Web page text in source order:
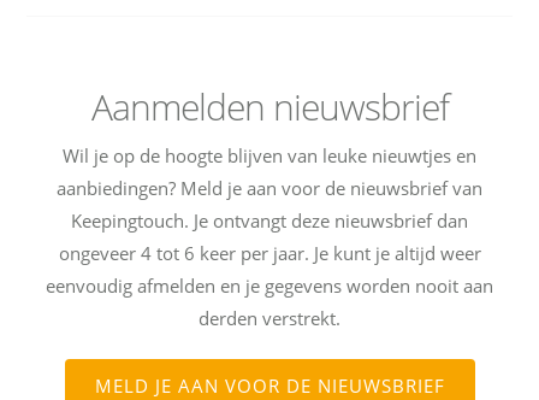
Aanmelden nieuwsbrief
Wil je op de hoogte blijven van leuke nieuwtjes en
aanbiedingen? Meld je aan voor de nieuwsbrief van
Keepingtouch. Je ontvangt deze nieuwsbrief dan
ongeveer 4 tot 6 keer per jaar. Je kunt je altijd weer
eenvoudig afmelden en je gegevens worden nooit aan
derden verstrekt.
MELD JE AAN VOOR DE NIEUWSBRIEF